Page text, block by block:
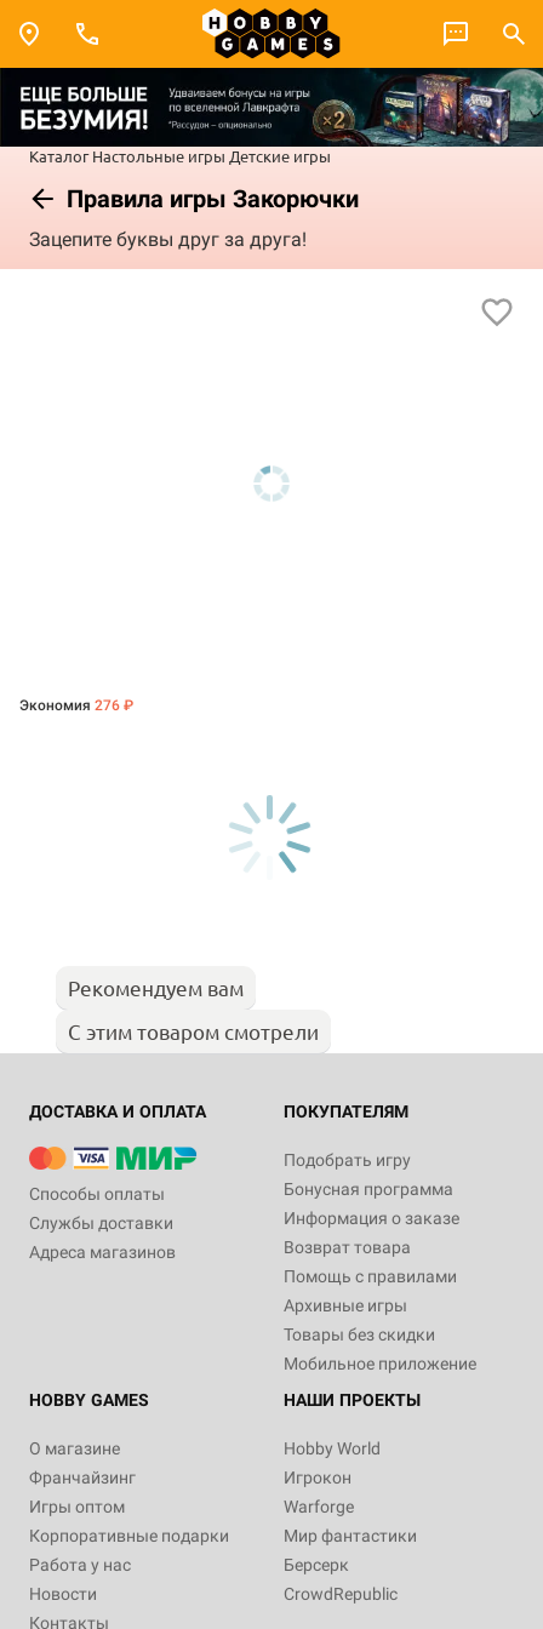
Каталог Настольные игры Детские игры
Правила игры Закорючки
Зацепите буквы друг за друга!
Экономия 276 ₽
Рекомендуем вам
С этим товаром смотрели
ДОСТАВКА И ОПЛАТА
Способы оплаты
Службы доставки
Адреса магазинов
ПОКУПАТЕЛЯМ
Подобрать игру
Бонусная программа
Информация о заказе
Возврат товара
Помощь с правилами
Архивные игры
Товары без скидки
Мобильное приложение
HOBBY GAMES
О магазине
Франчайзинг
Игры оптом
Корпоративные подарки
Работа у нас
Новости
Контакты
НАШИ ПРОЕКТЫ
Hobby World
Игрокон
Warforge
Мир фантастики
Берсерк
CrowdRepublic